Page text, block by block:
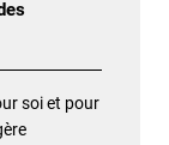
soi et pour